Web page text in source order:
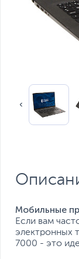
Мобильные
Если вам
электронных
7000 - это